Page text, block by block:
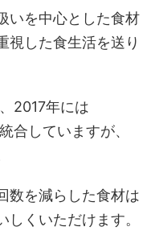
いを中心とした食材
視した食生活を送り
2017年には
合していますが、
数を減らした食材は
くいただけます。